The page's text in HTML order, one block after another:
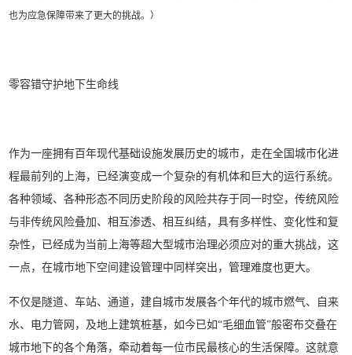
也为应急保障带来了更大的挑战。 ）
零容错守护地下生命线
作为一座拥有百年现代基础设施发展历史的城市，走在全国城市化进
程最前列的上海，已经演变成一个复杂的有机体和巨大的运行系统。
各种领域、各种形态不同历史阶段的风险共存于同一时空，传统风险
与非传统风险叠加、相互渗透、相互纠结，具有多样性、变化性和复
杂性，已经成为当前上海等超大型城市治理必须应对的重大挑战，这
一点，在城市地下空间建设管理中同样突出，管理难度也更大。
不仅是隧道、车站、通道，建自城市发展各个年代的城市燃气、自来
水、电力管网，及地上建筑桩基，如今已如“毛细血管”般密布交叠在
城市地下的各个角落，牵动着每一位市民最核心的生活保障。这就意